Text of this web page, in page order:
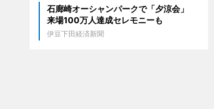
石廊崎オーシャンパークで「夕涼会」
来場100万人達成セレモニーも
伊豆下田経済新聞